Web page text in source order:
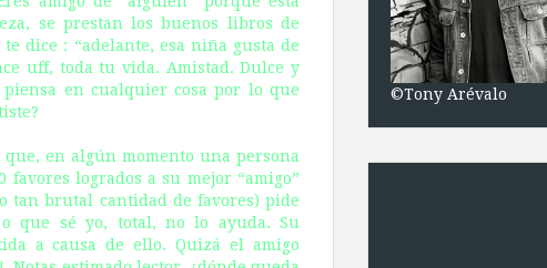
se prestan los buenos libros de
dice : “adelante, esa niña gusta de
uff, toda tu vida. Amistad. Dulce y
en cualquier cosa por lo que
en algún momento una persona
logrados a su mejor “amigo”
tan brutal cantidad de favores) pide
que sé yo, total, no lo ayuda. Su
a causa de ello. Quizá el amigo
©Tony Arévalo